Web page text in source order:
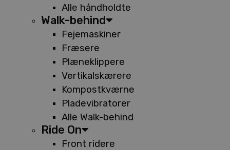
Alle håndholdte
Walk-behind
Fejemaskiner
Fræsere
Plæneklippere
Vertikalskærere
Kompostkværne
Pladevibratorer
Alle Walk-behind
Ride On
Front ridere